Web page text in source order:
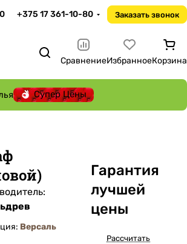
+375 17 361-10-80 Заказать звонок
СравнениеИзбранноеКорзина
Супер Цены
Версаль
Гарантия
лучшей
цены
Рассчитать